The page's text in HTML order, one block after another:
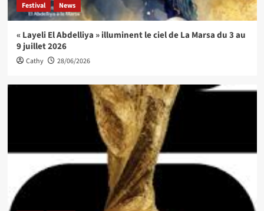
Festival News
« Layeli El Abdelliya » illuminent le ciel de La Marsa du 3 au
9 juillet 2026
Cathy 28/06/2026